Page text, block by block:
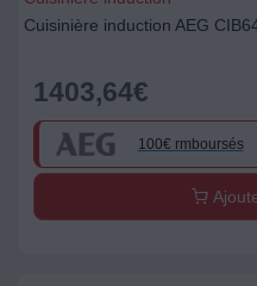
Cuisinière induction AEG
1403,64€
100€ rmboursés